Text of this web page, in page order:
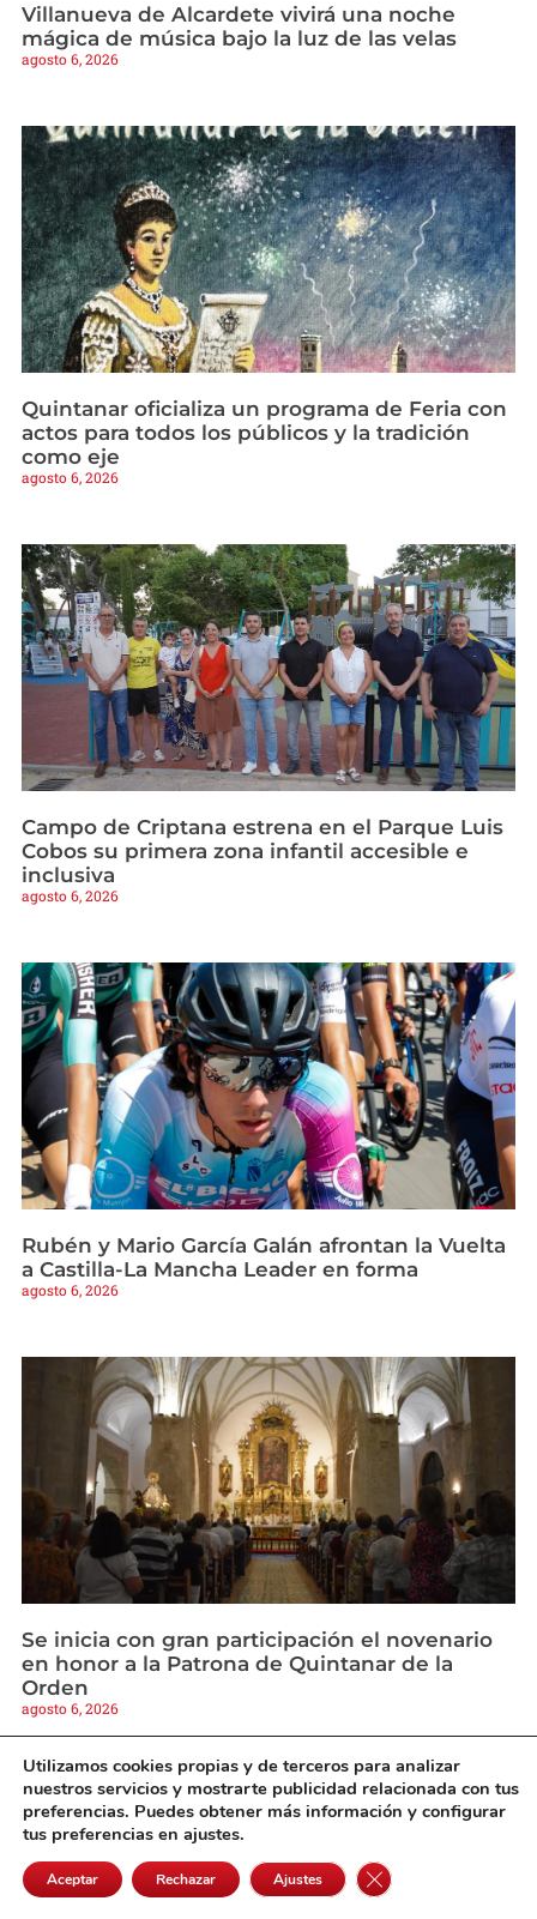
Villanueva de Alcardete vivirá una noche
mágica de música bajo la luz de las velas
agosto 6, 2026
Quintanar oficializa un programa de Feria con
actos para todos los públicos y la tradición
como eje
agosto 6, 2026
Campo de Criptana estrena en el Parque Luis
Cobos su primera zona infantil accesible e
inclusiva
agosto 6, 2026
Rubén y Mario García Galán afrontan la Vuelta
a Castilla-La Mancha Leader en forma
agosto 6, 2026
Se inicia con gran participación el novenario
en honor a la Patrona de Quintanar de la
Orden
agosto 6, 2026
Utilizamos cookies propias y de terceros para analizar
nuestros servicios y mostrarte publicidad relacionada con tus
preferencias. Puedes obtener más información y configurar
tus preferencias en ajustes.
Aceptar Rechazar Ajustes Cerrar el banner de